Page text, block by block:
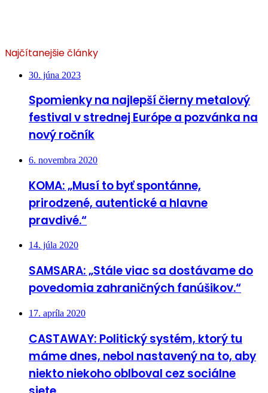
Najčítanejšie články
30. júna 2023
Spomienky na najlepší čierny metalový
festival v strednej Európe a pozvánka na
nový ročník
6. novembra 2020
KOMA: „Musí to byť spontánne,
prirodzené, autentické a hlavne
pravdivé.“
14. júla 2020
SAMSARA: „Stále viac sa dostávame do
povedomia zahraničných fanúšikov.“
17. apríla 2020
CASTAWAY: Politický systém, ktorý tu
máme dnes, nebol nastavený na to, aby
niekto niekoho oblboval cez sociálne